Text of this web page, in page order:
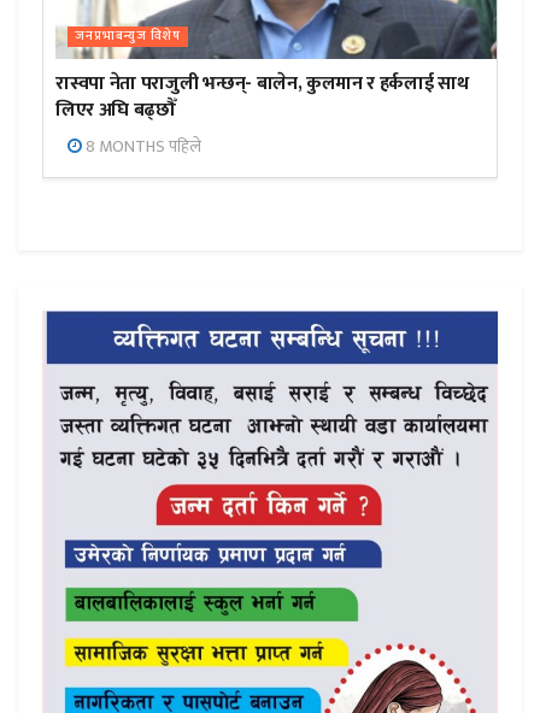
जनप्रभाबन्युज विशेष
रास्वपा नेता पराजुली भन्छन्- बालेन, कुलमान र हर्कलाई साथ
लिएर अघि बढ्छौँ
8 MONTHS पहिले